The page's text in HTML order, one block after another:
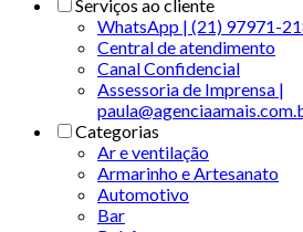
Serviços ao cliente
WhatsApp | (21) 97971-
Central de atendimento
Canal Confidencial
Assessoria de Imprensa |
Categorias
Ar e ventilação
Armarinho e Artesanato
Automotivo
Bar